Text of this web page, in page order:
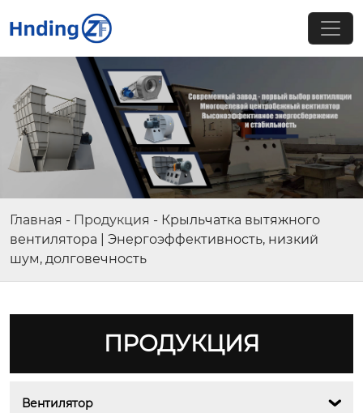
Главная - Продукция - Крыльчатка вытяжного
вентилятора | Энергоэффективность, низкий
шум, долговечность
ПРОДУКЦИЯ
Вентилятор 